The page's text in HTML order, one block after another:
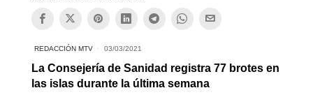
REDACCIÓN MTV 03/03/2021
La Consejería de Sanidad registra 77 brotes en
las islas durante la última semana